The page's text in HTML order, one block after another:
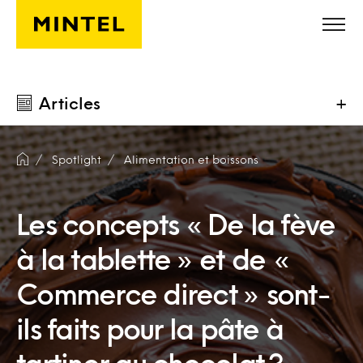
Skip to main content
Articles +
Spotlight Alimentation et boissons
Les concepts « De la fève
à la tablette » et de «
Commerce direct » sont-
ils faits pour la pâte à